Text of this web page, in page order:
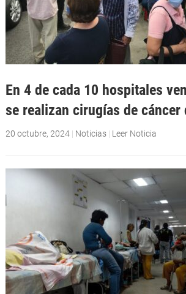
En 4 de cada 10 hospitales
se realizan cirugías de cáncer
20 octubre, 2024| Noticias | Leer Noticia